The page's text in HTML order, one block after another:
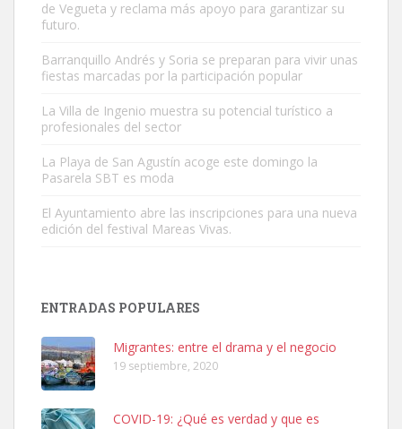
Adopción urgente
hembra, 4 años. Por motivos personales ...
SHIBA PERDIDO AVDA JOSE MESA Y LOPEZ
PERRO MACHO RAZA SHIBA CON MICROCHIP PERDIDO HOY
06/07/2025 ZONA MESA Y LOPEZ. ES MUY ASUSTADIZO
de Vegueta y reclama más apoyo para garantizar su
futuro.
Barranquillo Andrés y Soria se preparan para vivir unas
fiestas marcadas por la participación popular
La Villa de Ingenio muestra su potencial turístico a
profesionales del sector
La Playa de San Agustín acoge este domingo la
Pasarela SBT es moda
El Ayuntamiento abre las inscripciones para una nueva
edición del festival Mareas Vivas.
ENTRADAS POPULARES
Migrantes: entre el drama y el negocio
19 septiembre, 2020
COVID-19: ¿Qué es verdad y que es